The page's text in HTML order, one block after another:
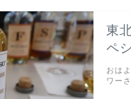
東
ペ
おは
ワー